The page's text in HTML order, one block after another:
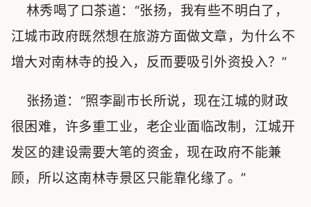
林秀喝了口茶道：“张扬，我有些不明白了，
江城市政府既然想在旅游方面做文章，为什么不
增大对南林寺的投入，反而要吸引外资投入？”
张扬道：“照李副市长所说，现在江城的财政
很困难，许多重工业，老企业面临改制，江城开
发区的建设需要大笔的资金，现在政府不能兼
顾，所以这南林寺景区只能靠化缘了。”